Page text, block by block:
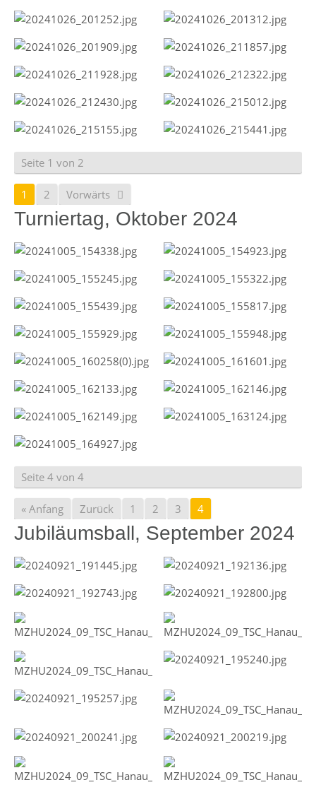
Seite 1 von 2
1 2 Vorwärts
Turniertag, Oktober 2024
Seite 4 von 4
« Anfang Zurück 1 2 3 4
Jubiläumsball, September 2024